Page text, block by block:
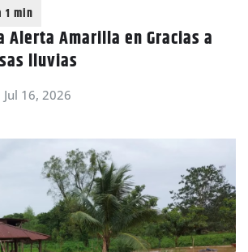
Alerta Amarilla en Gracias a
lluvias
Jul 16, 2026